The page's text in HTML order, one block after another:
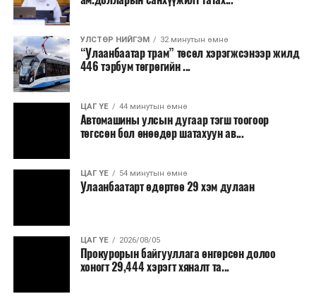
шилжүүлжээ.
Бусад хэргүүдээс дурдвал, Дорноговь аймагт үнэт
эдлэлийн дэлгүүрээс их хэмжээний эд зүйл
хулгайлсан, мансууруулах болон сэтгэцэд нөлөөт
бодистой холбоотой, хууль бусаар эм худалдах, хүн
худалдаалах болон хүүхдийн эсрэг гэмт хэргүүдэд
яллах дүгнэлт үйлдэж, холбогдох шүүхүүдэд
шилжүүлсэн байна.
УЛСТӨР НИЙГЭМ 32 минутын өмнө
“Улаанбаатар трам” төсөл хэрэгжсэнээр жилд
446 тэрбум төгрөгийн ...
ЦАГ ҮЕ 44 минутын өмнө
Автомашины улсын дугаар тэгш тоогоор
төгссөн бол өнөөдөр шатахуун ав...
ЦАГ ҮЕ 54 минутын өмнө
Улаанбаатарт өдөртөө 29 хэм дулаан
ЦАГ ҮЕ 2026/08/05
Прокурорын байгууллага өнгөрсөн долоо
хоногт 29,444 хэрэгт хяналт та...